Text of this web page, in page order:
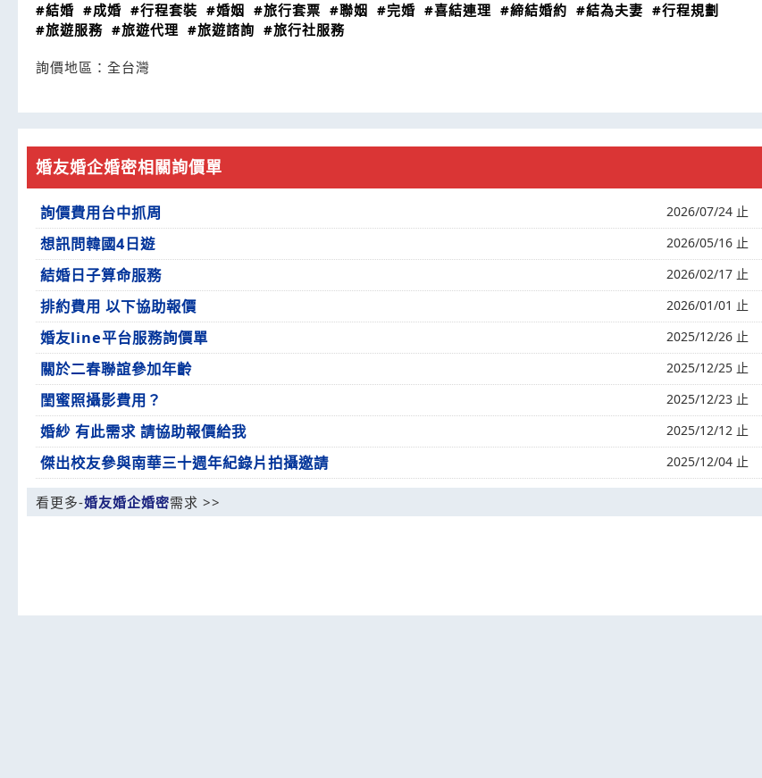
#結婚 #成婚 #行程套裝 #婚姻 #旅行套票 #聯姻 #完婚 #喜結連理 #締結婚約 #結為夫妻 #行程規劃
#旅遊服務 #旅遊代理 #旅遊諮詢 #旅行社服務
詢價地區： 全台灣
婚友婚企婚密相關詢價單
詢價費用台中抓周 2026/07/24 止
想訊問韓國4日遊 2026/05/16 止
結婚日子算命服務 2026/02/17 止
排約費用 以下協助報價 2026/01/01 止
婚友line平台服務詢價單 2025/12/26 止
關於二春聯誼參加年齡 2025/12/25 止
閨蜜照攝影費用？ 2025/12/23 止
婚紗 有此需求 請協助報價給我 2025/12/12 止
傑出校友參與南華三十週年紀錄片拍攝邀請 2025/12/04 止
看更多-婚友婚企婚密需求 >>